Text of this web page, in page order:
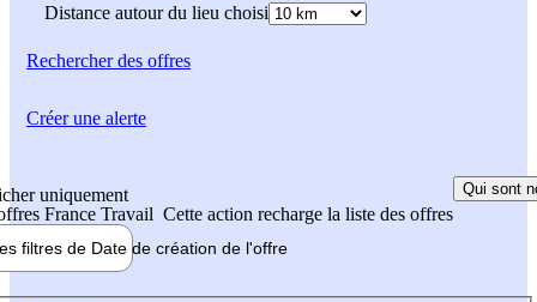
Distance autour du lieu choisi
Rechercherdes offres
uniquement
France Travail Cette action recharge la liste des offres
Qui sont
filtres de Date de création de l'offre
Créer une alerte